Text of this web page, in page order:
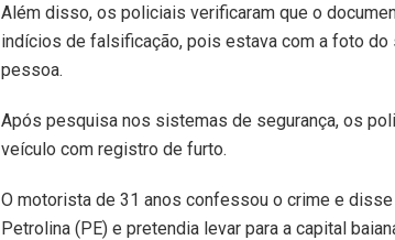
Além disso, os policiais verificaram que o
indícios de falsificação, pois estava com a foto
pessoa.
Após pesquisa nos sistemas de segurança, os
veículo com registro de furto.
O motorista de 31 anos confessou o crime e
Petrolina (PE) e pretendia levar para a capital